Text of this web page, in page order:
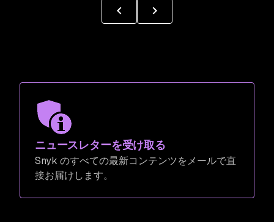
ニュースレターを受け取る
Snyk のすべての最新コンテンツをメールで直
接お届けします。